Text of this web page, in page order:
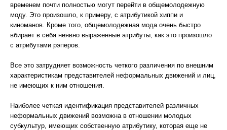
временем почти полностью могут перейти в общемолодежную
моду. Это произошло, к примеру, с атрибутикой хиппи и
киноманов. Кроме того, общемолодежная мода очень быстро
вбирает в себя неявно выраженные атрибуты, как это произошло
с атрибутами рэперов.
Все это затрудняет возможность четкого различения по внешним
характеристикам представителей неформальных движений и лиц,
не имеющих к ним отношения.
Наиболее четкая идентификация представителей различных
неформальных движений возможна в отношении молодых
субкультур, имеющих собственную атрибутику, которая еще не